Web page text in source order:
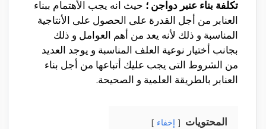
تكلفة بناء عنبر دواجن ؛ حيث انه يجب الأهتمام ببناء
العنابر من أجل القدرة على الحصول على الأنتاجية
المناسبة و ذلك لأنه يعد من أهم العوامل و ذلك
بجانب أختيار نوعية العلف المناسبة و يوجد العديد
من الشروط التى يجب عليك أتباعها من أجل بناء
العنابر بالطريقة العلمية و الصحيحة.
المحتويات إخفاء